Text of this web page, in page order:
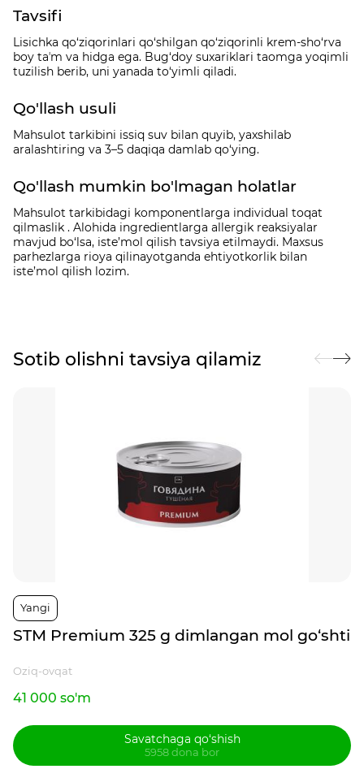
Tavsifi
Lisichka qo‘ziqorinlari qo‘shilgan qo‘ziqorinli krem-sho‘rva
boy taʼm va hidga ega. Bug‘doy suxariklari taomga yoqimli
tuzilish berib, uni yanada to‘yimli qiladi.
Qo'llash usuli
Mahsulot tarkibini issiq suv bilan quyib, yaxshilab
aralashtiring va 3–5 daqiqa damlab qo‘ying.
Qo'llash mumkin bo'lmagan holatlar
Mahsulot tarkibidagi komponentlarga individual toqat
qilmaslik . Alohida ingredientlarga allergik reaksiyalar
mavjud bo‘lsa, iste’mol qilish tavsiya etilmaydi. Maxsus
parhezlarga rioya qilinayotganda ehtiyotkorlik bilan
iste’mol qilish lozim.
Sotib olishni tavsiya qilamiz
Yangi
STM Premium 325 g dimlangan mol go‘shti
Oziq-ovqat
41 000 so'm
Savatchaga qo‘shish
5958 dona bor